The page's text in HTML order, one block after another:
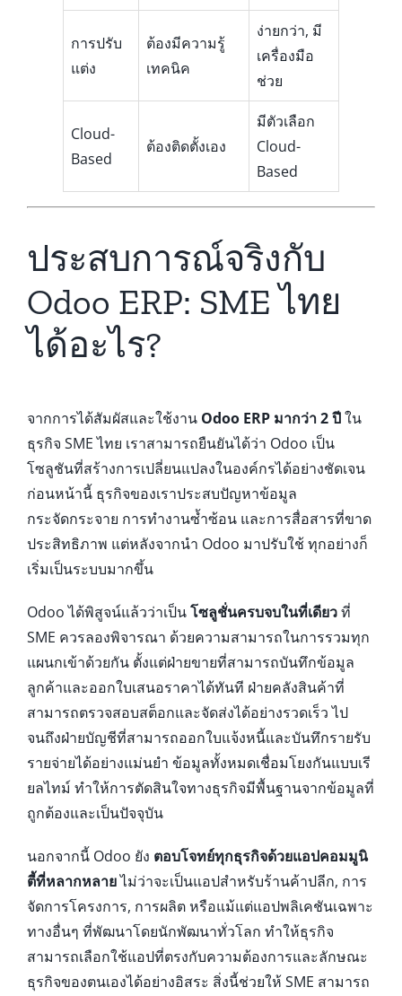
การปรับ
แต่ง
ต้องมีความรู้
เทคนิค
ง่ายกว่า, มี
เครื่องมือ
ช่วย
Cloud-
Based
ต้องติดตั้งเอง
มีตัวเลือก
Cloud-
Based
ประสบการณ์จริงกับ
Odoo ERP: SME ไทย
ได้อะไร?
จากการได้สัมผัสและใช้งาน Odoo ERP มากว่า 2 ปีใน
ธุรกิจ SME ไทย เราสามารถยืนยันได้ว่า Odoo เป็น
โซลูชันที่สร้างการเปลี่ยนแปลงในองค์กรได้อย่างชัดเจน
ก่อนหน้านี้ ธุรกิจของเราประสบปัญหาข้อมูล
กระจัดกระจาย การทำงานซ้ำซ้อน และการสื่อสารที่ขาด
ประสิทธิภาพ แต่หลังจากนำ Odoo มาปรับใช้ ทุกอย่างก็
เริ่มเป็นระบบมากขึ้น
Odoo ได้พิสูจน์แล้วว่าเป็นโซลูชั่นครบจบในที่เดียวที่
SME ควรลองพิจารณา ด้วยความสามารถในการรวมทุก
แผนกเข้าด้วยกัน ตั้งแต่ฝ่ายขายที่สามารถบันทึกข้อมูล
ลูกค้าและออกใบเสนอราคาได้ทันที ฝ่ายคลังสินค้าที่
สามารถตรวจสอบสต็อกและจัดส่งได้อย่างรวดเร็ว ไป
จนถึงฝ่ายบัญชีที่สามารถออกใบแจ้งหนี้และบันทึกรายรับ
รายจ่ายได้อย่างแม่นยำ ข้อมูลทั้งหมดเชื่อมโยงกันแบบเรี
ยลไทม์ ทำให้การตัดสินใจทางธุรกิจมีพื้นฐานจากข้อมูลที่
ถูกต้องและเป็นปัจจุบัน
นอกจากนี้ Odoo ยัง ตอบโจทย์ทุกธุรกิจด้วยแอปคอมมูนิ
ตี้ที่หลากหลายไม่ว่าจะเป็นแอปสำหรับร้านค้าปลีก, การ
จัดการโครงการ, การผลิต หรือแม้แต่แอปพลิเคชันเฉพาะ
ทางอื่นๆ ที่พัฒนาโดยนักพัฒนาทั่วโลก ทำให้ธุรกิจ
สามารถเลือกใช้แอปที่ตรงกับความต้องการและลักษณะ
ธุรกิจของตนเองได้อย่างอิสระ สิ่งนี้ช่วยให้ SME สามารถ